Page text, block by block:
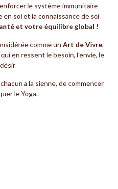
le système immunitaire
soi et la connaissance de soi
et votre équilibre global !
comme un Art de Vivre,
en ressent le besoin, l’envie, le
désir
a la sienne, de commencer
le Yoga.